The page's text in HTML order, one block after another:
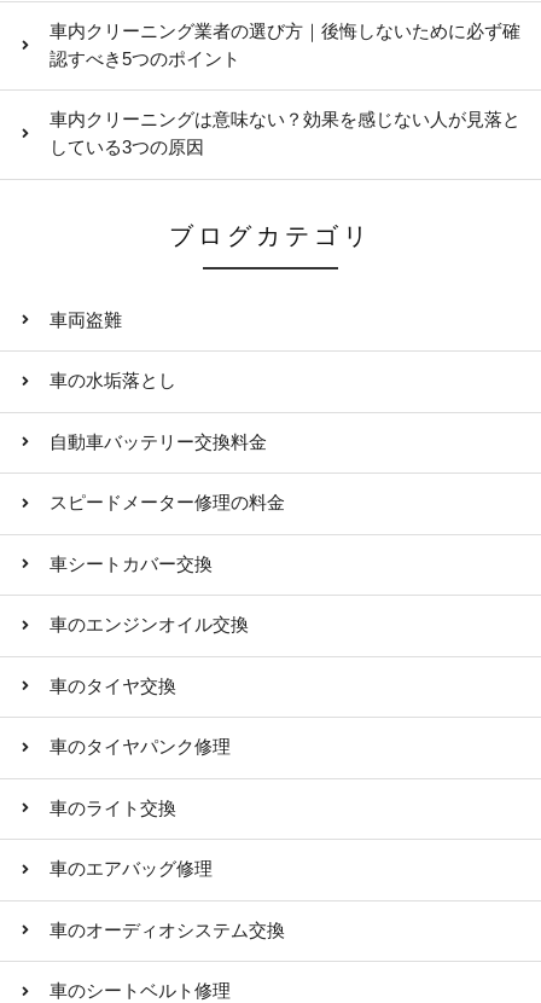
車内クリーニング業者の選び方｜後悔しないために必ず確
認すべき5つのポイント
車内クリーニングは意味ない？効果を感じない人が見落と
している3つの原因
ブログカテゴリ
車両盗難
車の水垢落とし
自動車バッテリー交換料金
スピードメーター修理の料金
車シートカバー交換
車のエンジンオイル交換
車のタイヤ交換
車のタイヤパンク修理
車のライト交換
車のエアバッグ修理
車のオーディオシステム交換
車のシートベルト修理